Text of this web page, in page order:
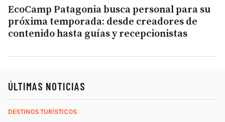
EcoCamp Patagonia busca personal para su
próxima temporada: desde creadores de
contenido hasta guías y recepcionistas
ÚLTIMAS NOTICIAS
DESTINOS TURÍSTICOS